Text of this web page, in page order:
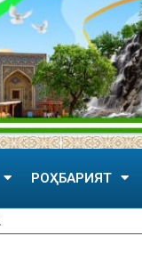
РОҲБАРИЯТ